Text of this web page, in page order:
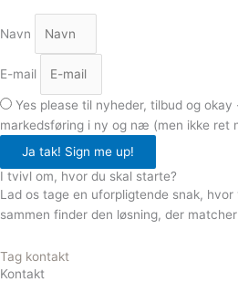
Navn
E-mail
Yes please til nyheder, tilbud og okay
markedsføring i ny og næ (men ikke ret
Ja tak! Sign me up!
I tvivl om, hvor du skal starte?
Lad os tage en uforpligtende snak,
sammen finder den løsning, der
Tag kontakt
Kontakt